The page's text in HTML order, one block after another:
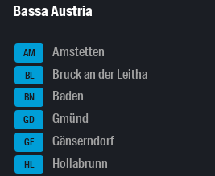
Bassa Austria
AM Amstetten
BL Bruck an der Leitha
BN Baden
GD Gmünd
GF Gänserndorf
HL Hollabrunn